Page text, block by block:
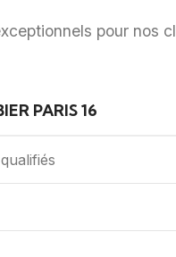
pour nos
PARIS 16